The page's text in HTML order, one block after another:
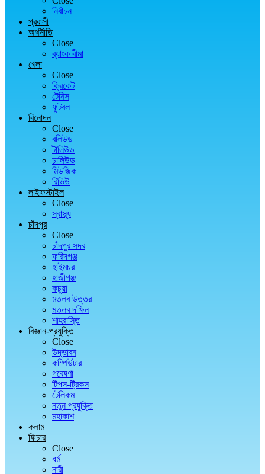
নির্বাচন
প্রবাসী
অর্থনীতি
Close
ব্যাংক বীমা
খেলা
Close
ক্রিকেট
টেনিস
ফুটবল
বিনোদন
Close
বলিউড
টালিউড
ঢালিউড
মিউজিক
রিভিউ
লাইফস্টাইল
Close
স্বাস্থ্য
চাঁদপুর
Close
চাঁদপুর সদর
ফরিদগঞ্জ
হাইমচর
হাজীগঞ্জ
কচুয়া
মতলব উত্তর
মতলব দক্ষিন
শাহরাস্তি
বিজ্ঞান-প্রযুক্তি
Close
উদ্ভাবন
কম্পিউটার
গবেষণা
টিপস-ট্রিকস
টেলিকম
নতুন প্রযুক্তি
মহাকাশ
কলাম
ফিচার
Close
ধর্ম
নারী